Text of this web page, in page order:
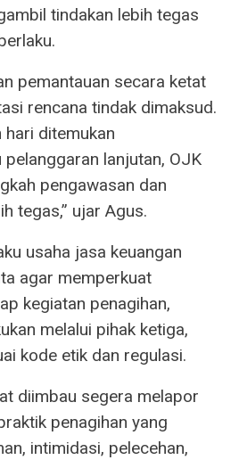
tindakan lebih tegas
pemantauan secara ketat
rencana tindak dimaksud.
hari ditemukan
lanjutan, OJK
pengawasan dan
tegas,” ujar Agus.
usaha jasa keuangan
agar memperkuat
kegiatan penagihan,
melalui pihak ketiga,
kode etik dan regulasi.
diimbau segera melapor
penagihan yang
intimidasi, pelecehan,